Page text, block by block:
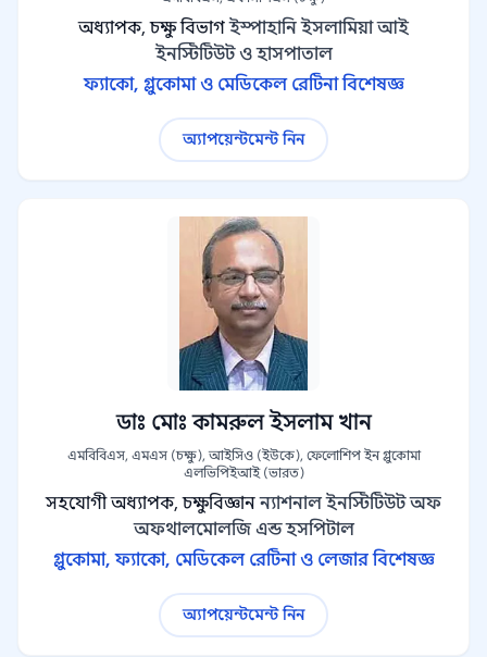
অধ্যাপক, চক্ষু বিভাগ ইস্পাহানি ইসলামিয়া আই
ইনস্টিটিউট ও হাসপাতাল
ফ্যাকো, গ্লুকোমা ও মেডিকেল রেটিনা বিশেষজ্ঞ
অ্যাপয়েন্টমেন্ট নিন
ডাঃ মোঃ কামরুল ইসলাম খান
এমবিবিএস, এমএস (চক্ষু), আইসিও (ইউকে), ফেলোশিপ ইন গ্লুকোমা
এলভিপিইআই (ভারত)
সহযোগী অধ্যাপক, চক্ষুবিজ্ঞান ন্যাশনাল ইনস্টিটিউট অফ
অফথালমোলজি এন্ড হসপিটাল
গ্লুকোমা, ফ্যাকো, মেডিকেল রেটিনা ও লেজার বিশেষজ্ঞ
অ্যাপয়েন্টমেন্ট নিন